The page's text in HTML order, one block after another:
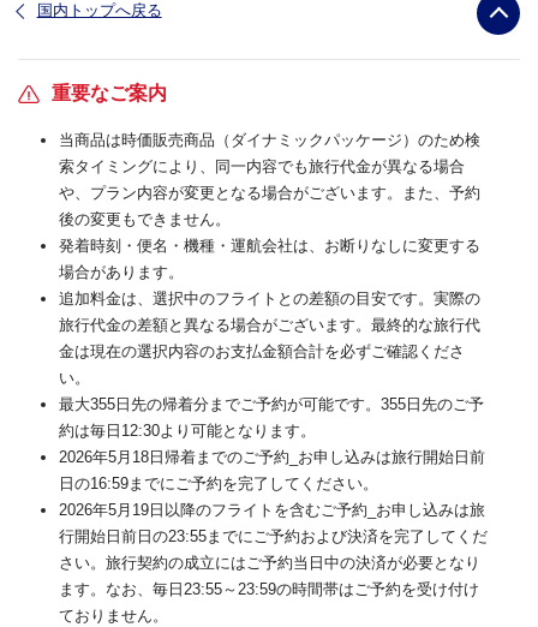
国内トップへ戻る
重要なご案内
当商品は時価販売商品（ダイナミックパッケージ）のため検
索タイミングにより、同一内容でも旅行代金が異なる場合
や、プラン内容が変更となる場合がございます。また、予約
後の変更もできません。
発着時刻・便名・機種・運航会社は、お断りなしに変更する
場合があります。
追加料金は、選択中のフライトとの差額の目安です。実際の
旅行代金の差額と異なる場合がございます。最終的な旅行代
金は現在の選択内容のお支払金額合計を必ずご確認くださ
い。
最大355日先の帰着分までご予約が可能です。355日先のご予
約は毎日12:30より可能となります。
2026年5月18日帰着までのご予約_お申し込みは旅行開始日前
日の16:59までにご予約を完了してください。
2026年5月19日以降のフライトを含むご予約_お申し込みは旅
行開始日前日の23:55までにご予約および決済を完了してくだ
さい。旅行契約の成立にはご予約当日中の決済が必要となり
ます。なお、毎日23:55～23:59の時間帯はご予約を受け付け
ておりません。